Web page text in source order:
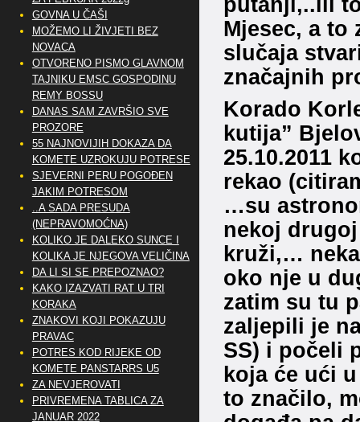
Mjesec, a to
slučaja
značajnih
Korado
kutija”
25.10.2011
rekao
…su
nekoj
kruži,…
oko nje u
zatim su tu
zaljepili je
SS) i počeli
koja će ući
to značilo,
GOVNA U ČAŠI
MOŽEMO LI ŽIVJETI BEZ
NOVACA
OTVORENO PISMO GLAVNOM
TAJNIKU EMSC GOSPODINU
REMY BOSSU
DANAS SAM ZAVRŠIO SVE
PROZORE
55 NAJNOVIJIH DOKAZA DA
KOMETE UZROKUJU POTRESE
SJEVERNI PERU POGOĐEN
JAKIM POTRESOM
..A SADA PRESUDA
(NEPRAVOMOĆNA)
KOLIKO JE DALEKO SUNCE I
KOLIKA JE NJEGOVA VELIČINA
DA LI SI SE PREPOZNAO?
KAKO IZAZVATI RAT U TRI
KORAKA
ZNAKOVI KOJI POKAZUJU
PRAVAC
POTRES KOD RIJEKE OD
KOMETE PANSTARRS U5
ZA NEVJEROVATI
PRIVREMENA TABLICA ZA
JANUAR 2022